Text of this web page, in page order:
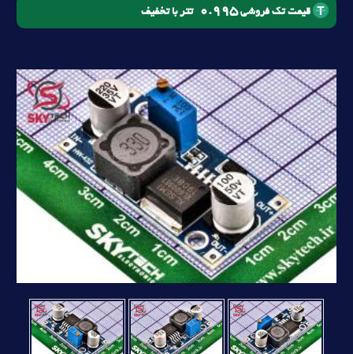
قیمت تک فروشی0.995 تتر با تخفیف